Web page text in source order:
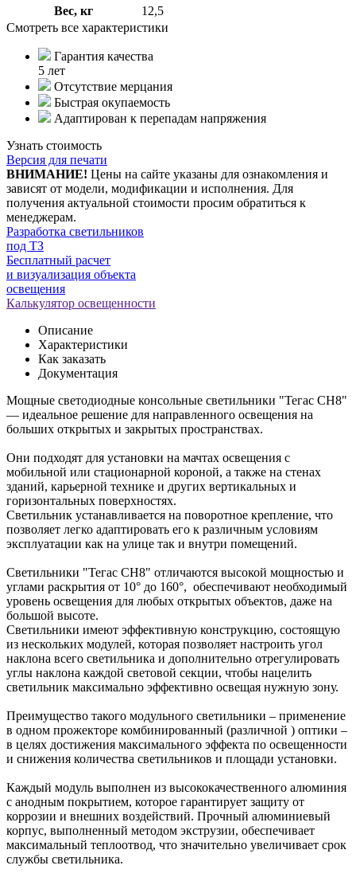
Вес, кг
12,5
Смотреть все характеристики
Гарантия качества
5 лет
Отсутствие мерцания
Быстрая окупаемость
Адаптирован к перепадам напряжения
Узнать стоимость
Версия для печати
ВНИМАНИЕ! Цены на сайте указаны для ознакомления и
зависят от модели, модификации и исполнения. Для
получения актуальной стоимости просим обратиться к
менеджерам.
Разработка светильников
под ТЗ
Бесплатный расчет
и визуализация объекта
освещения
Калькулятор освещенности
Описание
Характеристики
Как заказать
Документация
Мощные светодиодные консольные светильники "Тегас СН8"
— идеальное решение для направленного освещения на
больших открытых и закрытых пространствах.
Они подходят для установки на мачтах освещения с
мобильной или стационарной короной, а также на стенах
зданий, карьерной технике и других вертикальных и
горизонтальных поверхностях.
Светильник устанавливается на поворотное крепление, что
позволяет легко адаптировать его к различным условиям
эксплуатации как на улице так и внутри помещений.
Светильники "Тегас СН8" отличаются высокой мощностью и
углами раскрытия от 10° до 160°, обеспечивают необходимый
уровень освещения для любых открытых объектов, даже на
большой высоте.
Светильники имеют эффективную конструкцию, состоящую
из нескольких модулей, которая позволяет настроить угол
наклона всего светильника и дополнительно отрегулировать
углы наклона каждой световой секции, чтобы нацелить
светильник максимально эффективно освещая нужную зону.
Преимущество такого модульного светильники – применение
в одном прожекторе комбинированный (различной ) оптики –
в целях достижения максимального эффекта по освещенности
и снижения количества светильников и площади установки.
Каждый модуль выполнен из высококачественного алюминия
с анодным покрытием, которое гарантирует защиту от
коррозии и внешних воздействий. Прочный алюминиевый
корпус, выполненный методом экструзии, обеспечивает
максимальный теплоотвод, что значительно увеличивает срок
службы светильника.